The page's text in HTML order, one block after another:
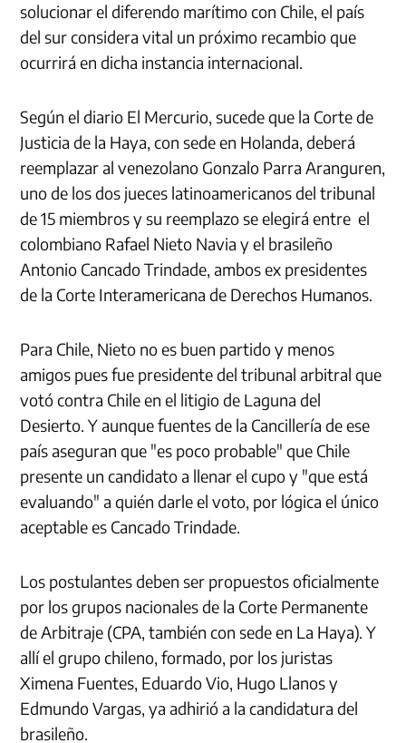
solucionar el diferendo marítimo con Chile, el país
del sur considera vital un próximo recambio que
ocurrirá en dicha instancia internacional.
Según el diario El Mercurio, sucede que la Corte de
Justicia de la Haya, con sede en Holanda, deberá
reemplazar al venezolano Gonzalo Parra Aranguren,
uno de los dos jueces latinoamericanos del tribunal
de 15 miembros y su reemplazo se elegirá entre el
colombiano Rafael Nieto Navia y el brasileño
Antonio Cancado Trindade, ambos ex presidentes
de la Corte Interamericana de Derechos Humanos.
Para Chile, Nieto no es buen partido y menos
amigos pues fue presidente del tribunal arbitral que
votó contra Chile en el litigio de Laguna del
Desierto. Y aunque fuentes de la Cancillería de ese
país aseguran que "es poco probable" que Chile
presente un candidato a llenar el cupo y "que está
evaluando" a quién darle el voto, por lógica el único
aceptable es Cancado Trindade.
Los postulantes deben ser propuestos oficialmente
por los grupos nacionales de la Corte Permanente
de Arbitraje (CPA, también con sede en La Haya). Y
allí el grupo chileno, formado, por los juristas
Ximena Fuentes, Eduardo Vio, Hugo Llanos y
Edmundo Vargas, ya adhirió a la candidatura del
brasileño.